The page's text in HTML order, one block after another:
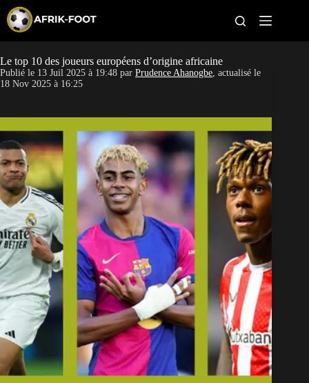
p
t
o
c
t
e
n
t
CAN féminine
Pays
Clubs
Classement
Paris sportifs
Le top 10 des joueurs européens d’origine africaine
Publié le 13 Juil 2025 à 19:48 par Prudence Ahanogbe, actualisé le
18 Nov 2025 à 16:25